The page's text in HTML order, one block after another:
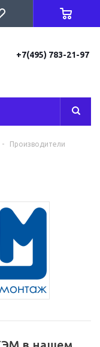
+7(495) 783-21-97
- Производители